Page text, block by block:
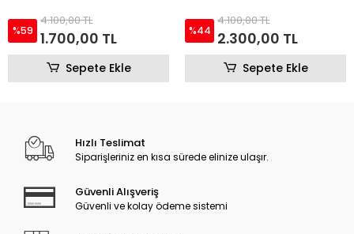
%59
4.100,00 TL
1.700,00 TL
Sepete Ekle
%44
4.100,00 TL
2.300,00 TL
Sepete Ekle
Hızlı Teslimat
Siparişleriniz en kısa sürede elinize ulaşır.
Güvenli Alışveriş
Güvenli ve kolay ödeme sistemi